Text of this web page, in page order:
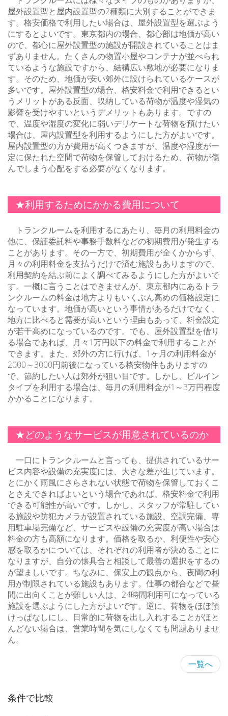
屋外設置型と屋内設置型の2種類に大別することができま
す。格安価格で利用したい場合は、屋外設置型を選ぶよう
にするとよいです。東京都内の場合、都心部は地価が高い
ので、都心に屋外設置型の施設が開設されていることはま
ずありません。たくさんの物置小屋やコンテナが並べられ
ているような施設ですから、結構広い敷地が必要になりま
す。そのため、地価が安い郊外に設けられているケースが
多いです。屋外設置型の場合、格安料金で利用できるとい
うメリットがある反面、収納している荷物が温度や湿気の
影響を受けやすいというデメリットもあります。ですの
で、温度や湿度の変化に弱いデリケートな荷物を預けたい
場合は、屋内設置型を利用するようにした方がよいです。
屋内設置型の方が費用が高くつきますが、温度や湿度が一
定に保たれた空間で荷物を保管しておけるため、荷物が傷
んでしまう心配をする必要がなくなります。
★利用するためにかかる費用について
トランクルームを利用するにあたり、毎月の利用料金の
他に、保証委託料や事務手数料などの初期費用が発生する
ことがあります。その一方で、初期費用が全くかからず、
月々の利用料金を支払うだけで済む施設もありますので、
利用契約を結ぶ前によく調べてみるようにした方がよいで
す。一概に言うことはできませんが、東京都内にあるトラ
ンクルームの料金は地方よりもいくぶん高めの価格設定に
なっています。地価が高いという事情があるだけでなく、
地方に比べると需要が高いという理由もあって、料金設定
が若干高めになっているのです。でも、屋外設置型を借り
る場合であれば、月々1万円以下の料金で利用することが
できます。また、郊外の方に行けば、1ヶ月の利用料金が
2000～3000円前後になっている格安物件もありますの
で、節約したい人は郊外が狙い目です。しかし、ビルイン
タイプを利用する場合は、毎月の利用料金が1～3万円程度
かかることになります。
★どのようなサービスが用意されているのか
一口にトランクルームと言っても、提供されているサー
ビス内容や設備の充実度には、大きな差が生じています。
とにかく雨風にさらされない状態で荷物を保管しておくこ
とさえできればよいという場合であれば、格安料金で利用
できる可能性が高いです。しかし、スタッフが常駐してい
る施設や防犯カメラが設置されている施設、空調完備、専
用駐車場完備など、サービスや設備の充実度が高い場合は
料金の方も高額になります。価格を取るか、利便性や安心
感を取るかについては、それぞれの利用者が決めることに
なりますが、自分の懐具合と相談して最善の選択をするの
が望ましいです。ちなみに、保安上の観点から、夜間の利
用が制限されている施設もあります。仕事の都合などで昼
間に出向くことが難しい人は、24時間利用可になっている
施設を選ぶようにした方がよいです。逆に、荷物をほぼ預
けっぱなしにし、日常的に荷物を出し入れすることがほと
んどない場合は、営業時間を気にしなくても問題ありませ
ん。
一覧へ
条件で比較